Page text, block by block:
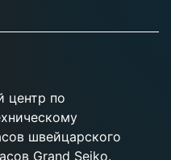
центр по
швейцарского
Grand Seiko.